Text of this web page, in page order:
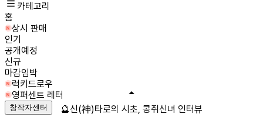
카테고리
홈
상시 판매
인기
공개예정
신규
마감임박
럭키드로우
영퍼센트 레터
창작자센터 🔮신(神)타로의 시초, 콩쥐신녀 인터뷰